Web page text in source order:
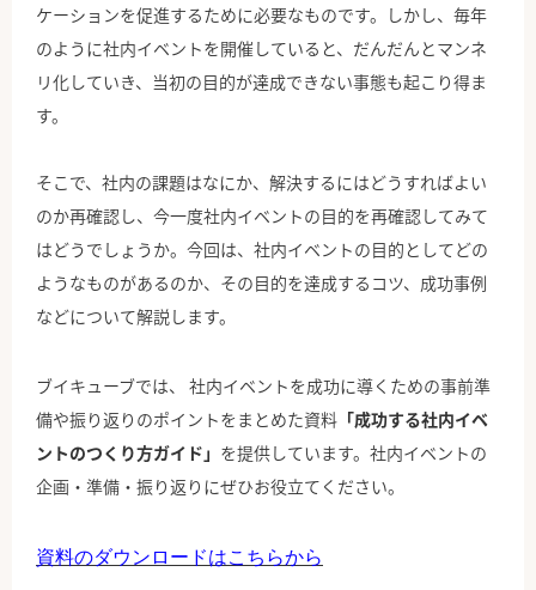
ケーションを促進するために必要なものです。しかし、毎年
のように社内イベントを開催していると、だんだんとマンネ
リ化していき、当初の目的が達成できない事態も起こり得ま
す。
そこで、社内の課題はなにか、解決するにはどうすればよい
のか再確認し、今一度社内イベントの目的を再確認してみて
はどうでしょうか。今回は、社内イベントの目的としてどの
ようなものがあるのか、その目的を達成するコツ、成功事例
などについて解説します。
ブイキューブでは、 社内イベントを成功に導くための事前準
備や振り返りのポイントをまとめた資料 「成功する社内イベ
ントのつくり方ガイド」 を提供しています。社内イベントの
企画・準備・振り返りにぜひお役立てください。
資料のダウンロードはこちらから